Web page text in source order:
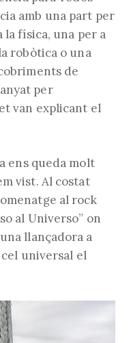
amb una part per
la física, una per a
robòtica o una
de
per
van explicant el
ens queda molt
vist. Al costat
al rock
al Universo” on
llançadora a
cel universal el